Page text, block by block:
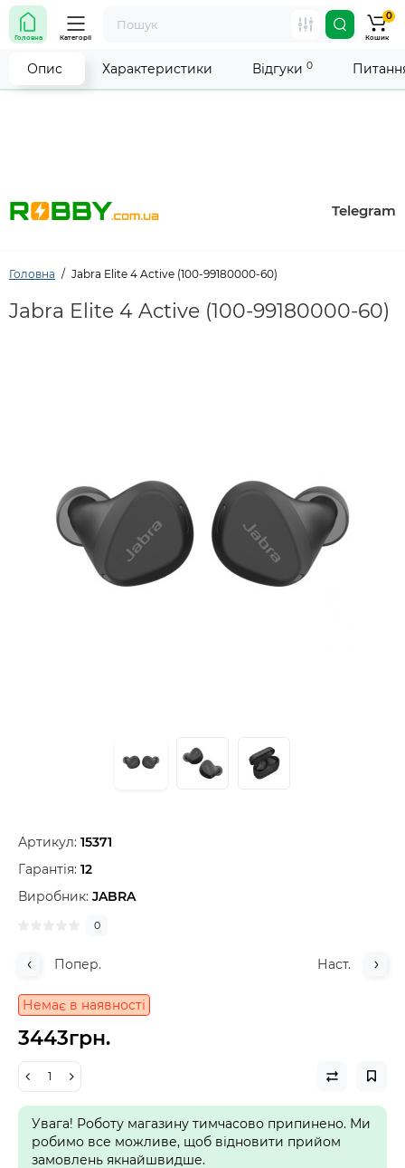
Увага! Роботу магазину тимчасово припинено. Ми
робимо все можливе, щоб відновити прийом
замовлень якнайшвидше.
Telegram
Головна Категорії
0
Кошик
Головна Jabra Elite 4 Active (100-99180000-60)
Jabra Elite 4 Active (100-99180000-60)
Артикул: 15371
Гарантія: 12
Виробник: JABRA
0
Попер. Наст.
Немає в наявності
3443грн.
Увага! Роботу магазину тимчасово припинено. Ми
робимо все можливе, щоб відновити прийом
замовлень якнайшвидше.
Опис Характеристики Відгуки 0